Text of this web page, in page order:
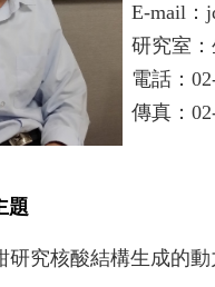
E-mail：
研究室
電話：
傳真：
題
研究核酸結構生成的